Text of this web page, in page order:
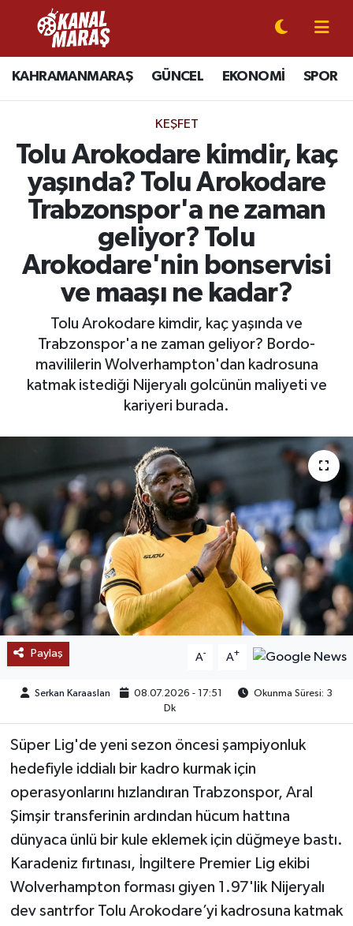
KAHRAMANMARAŞ GÜNCEL EKONOMİ SPOR
KEŞFET
Tolu Arokodare kimdir, kaç
yaşında? Tolu Arokodare
Trabzonspor'a ne zaman
geliyor? Tolu
Arokodare'nin bonservisi
ve maaşı ne kadar?
Tolu Arokodare kimdir, kaç yaşında ve
Trabzonspor'a ne zaman geliyor? Bordo-
mavililerin Wolverhampton'dan kadrosuna
katmak istediği Nijeryalı golcünün maliyeti ve
kariyeri burada.
Paylaş A- A+
Serkan Karaaslan 08.07.2026 - 17:51
Okunma Süresi: 3
Dk
Süper Lig'de yeni sezon öncesi şampiyonluk
hedefiyle iddialı bir kadro kurmak için
operasyonlarını hızlandıran Trabzonspor, Aral
Şimşir transferinin ardından hücum hattına
dünyaca ünlü bir kule eklemek için düğmeye bastı.
Karadeniz fırtınası, İngiltere Premier Lig ekibi
Wolverhampton forması giyen 1.97'lik Nijeryalı
dev santrfor Tolu Arokodare’yi kadrosuna katmak
CANLI YAYIN
KAHRAMANMARAŞ
SPOR
SİYASET
EKONOMİ
GÜNDEM
MAGAZİN
SAĞLIK
KEŞFET
POPÜLER
DÜNYA
TREND
MEDYA
TEKNOLOJİ
YAŞAM
KÜLTÜR SANAT
Kahramanmaraş Nöbetçi Eczaneler
Kahramanmaraş Hava Durumu
Kahramanmaraş Namaz Vakitleri
Kahramanmaraş Trafik Yoğunluk Haritası
Süper Lig Puan Durumu ve Fikstür
Tüm Manşetler
Son Dakika Haberleri
Haber Arşivi